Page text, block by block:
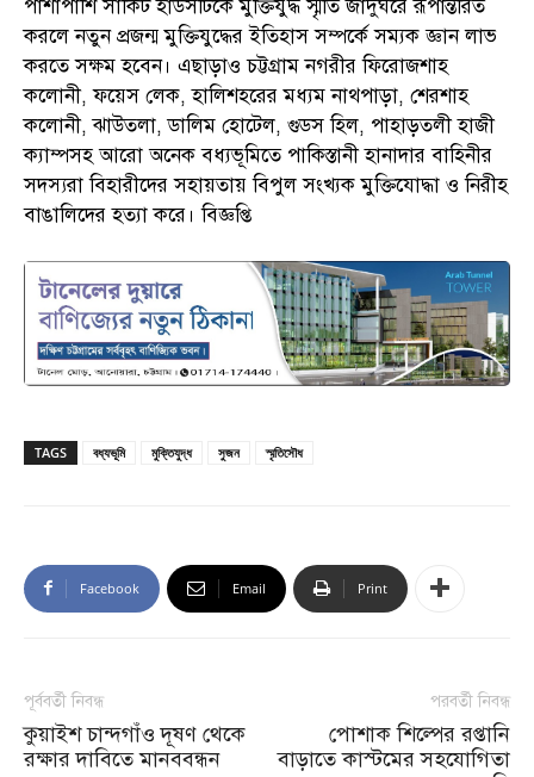
পাশাপাশি সার্কিট হাউসটিকে মুক্তিযুদ্ধ স্মৃতি জাদুঘরে রূপান্তরিত
করলে নতুন প্রজন্ম মুক্তিযুদ্ধের ইতিহাস সম্পর্কে সম্যক জ্ঞান লাভ
করতে সক্ষম হবেন। এছাড়াও চট্টগ্রাম নগরীর ফিরোজশাহ
কলোনী, ফয়েস লেক, হালিশহরের মধ্যম নাথপাড়া, শেরশাহ
কলোনী, ঝাউতলা, ডালিম হোটেল, গুডস হিল, পাহাড়তলী হাজী
ক্যাম্পসহ আরো অনেক বধ্যভূমিতে পাকিস্তানী হানাদার বাহিনীর
সদস্যরা বিহারীদের সহায়তায় বিপুল সংখ্যক মুক্তিযোদ্ধা ও নিরীহ
বাঙালিদের হত্যা করে। বিজ্ঞপ্তি
TAGS বধ্যভূমি মুক্তিযুদ্ধ সুজন স্মৃতিসৌধ
Facebook Email Print
পূর্ববর্তী নিবন্ধ
কুয়াইশ চান্দগাঁও দূষণ থেকে
রক্ষার দাবিতে মানববন্ধন
পরবর্তী নিবন্ধ
পোশাক শিল্পের রপ্তানি
বাড়াতে কাস্টমের সহযোগিতা